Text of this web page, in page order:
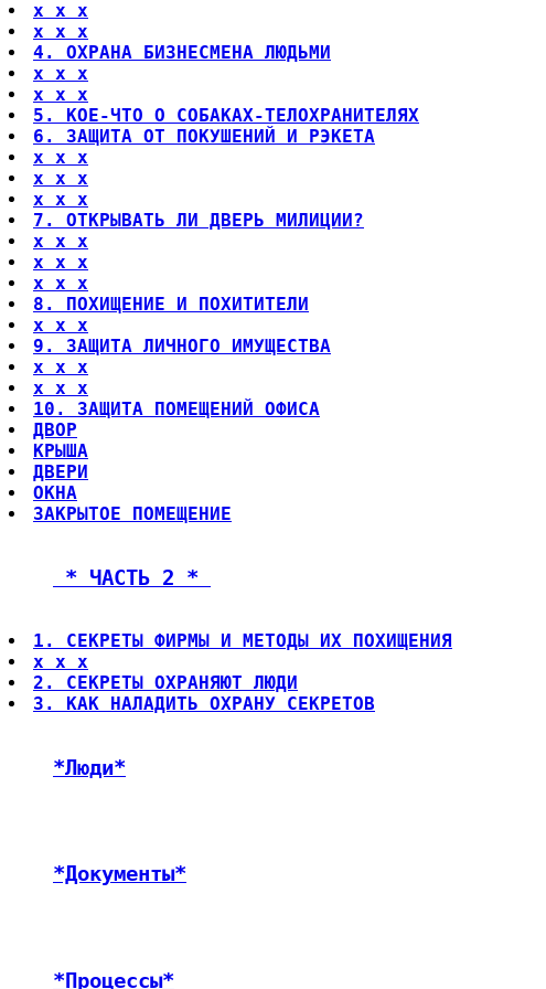
x x x
x x x
4. ОХРАНА БИЗНЕСМЕНА ЛЮДЬМИ
x x x
x x x
5. КОЕ-ЧТО О СОБАКАХ-ТЕЛОХРАНИТЕЛЯХ
6. ЗАЩИТА ОТ ПОКУШЕНИЙ И РЭКЕТА
x x x
x x x
x x x
7. ОТКРЫВАТЬ ЛИ ДВЕРЬ МИЛИЦИИ?
x x x
x x x
x x x
8. ПОХИЩЕНИЕ И ПОХИТИТЕЛИ
x x x
9. ЗАЩИТА ЛИЧНОГО ИМУЩЕСТВА
x x x
x x x
10. ЗАЩИТА ПОМЕЩЕНИЙ ОФИСА
ДВОР
КРЫША
ДВЕРИ
ОКНА
ЗАКРЫТОЕ ПОМЕЩЕНИЕ
* ЧАСТЬ 2 *
1. СЕКРЕТЫ ФИРМЫ И МЕТОДЫ ИХ ПОХИЩЕНИЯ
x x x
2. СЕКРЕТЫ ОХРАНЯЮТ ЛЮДИ
3. КАК НАЛАДИТЬ ОХРАНУ СЕКРЕТОВ
*Люди*
*Документы*
*Процессы*